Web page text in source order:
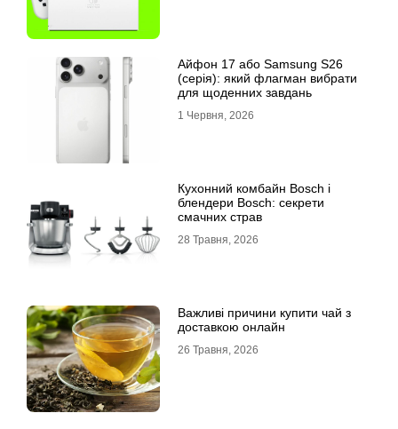
Айфон 17 або Samsung S26
(серія): який флагман вибрати
для щоденних завдань
1 Червня, 2026
Кухонний комбайн Bosch і
блендери Bosch: секрети
смачних страв
28 Травня, 2026
Важливі причини купити чай з
доставкою онлайн
26 Травня, 2026